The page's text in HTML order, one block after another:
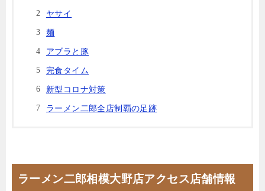
ヤサイ
麺
アブラと豚
完食タイム
新型コロナ対策
ラーメン二郎全店制覇の足跡
ラーメン二郎相模大野店アクセス店舗情報